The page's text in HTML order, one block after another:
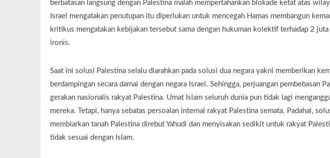
berbatasan langsung dengan Palestina malah mempertahankan blokade ketat atas
Israel mengatakan penutupan itu diperlukan untuk mencegah Hamas membangun
kritikus mengatakan kebijakan tersebut sama dengan hukuman kolektif terhadap 2
ironis.
Saat ini solusi Palestina selalu diarahkan pada solusi dua negara yakni memberikan
berdampingan secara damai dengan negara Israel. Sehingga, perjuangan pembebasan
gerakan nasionalis rakyat Palestina. Umat Islam seluruh dunia pun tidak lagi
mereka. Tetapi, hanya sebatas persoalan internal rakyat Palestina semata. Padahal,
membiarkan tanah Palestina direbut Yahudi dan menyisakan sedikit untuk rakyat
tidak sesuai dengan Islam.